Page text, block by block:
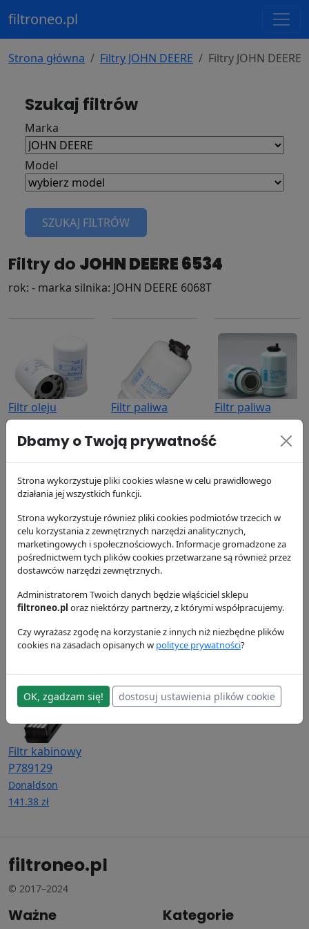
filtroneo.pl
Strona główna Filtry JOHN DEERE Filtry JOHN DEERE
Szukaj filtrów
Marka
Model
SZUKAJ FILTRÓW
Filtry do JOHN DEERE 6534
rok: - marka silnika: JOHN DEERE 6068T
Filtr oleju
P550779
Donaldson
Filtr paliwa
P551424
Donaldson
Filtr paliwa
P551434
Donaldson
Filtr powietrza
P606119
Donaldson
Filtr powietrza
P606121
Donaldson
hydrauliczny
P764668
148.19 zł
Filtr kabinowy
P789129
Donaldson
141.38 zł
filtroneo.pl
© 2017–2024
Ważne Kategorie
Dbamy o Twoją prywatność
Strona wykorzystuje pliki cookies własne w celu prawidłowego
działania jej wszystkich funkcji.
Strona wykorzystuje również pliki cookies podmiotów trzecich w
celu korzystania z zewnętrznych narzędzi analitycznych,
marketingowych i społecznościowych. Informacje gromadzone za
pośrednictwem tych plików cookies przetwarzane są również przez
dostawców narzędzi zewnętrznych.
Administratorem Twoich danych będzie włąściciel sklepu
filtroneo.pl oraz niektórzy partnerzy, z którymi współpracujemy.
Czy wyrażasz zgodę na korzystanie z innych niż niezbędne plików
cookies na zasadach opisanych w polityce prywatności?
OK, zgadzam się! dostosuj ustawienia plików cookie